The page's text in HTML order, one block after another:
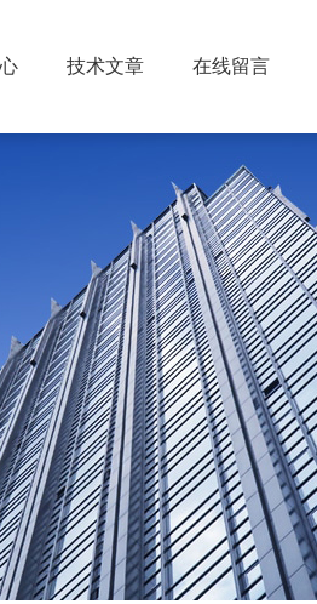
技术文章 在线留言